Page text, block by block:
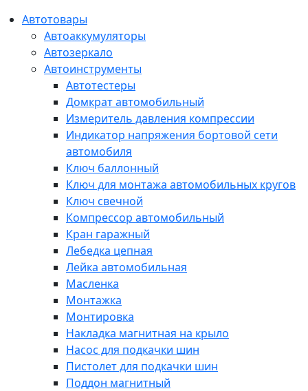
Автотовары
Автоаккумуляторы
Автозеркало
Автоинструменты
Автотестеры
Домкрат автомобильный
Измеритель давления компрессии
Индикатор напряжения бортовой сети
автомобиля
Ключ баллонный
Ключ для монтажа автомобильных кругов
Ключ свечной
Компрессор автомобильный
Кран гаражный
Лебедка цепная
Лейка автомобильная
Масленка
Монтажка
Монтировка
Накладка магнитная на крыло
Насос для подкачки шин
Пистолет для подкачки шин
Поддон магнитный